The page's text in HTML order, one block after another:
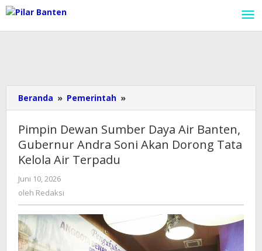
Lewati
ke
konten
Beranda » Pemerintah »
Dewan
Sumber
Daya
Air
Akan
Tata
Kelola
Pimpin Dewan Sumber Daya Air Banten,
Gubernur Andra Soni Akan Dorong Tata
Kelola Air Terpadu
Juni 10, 2026
oleh Redaksi